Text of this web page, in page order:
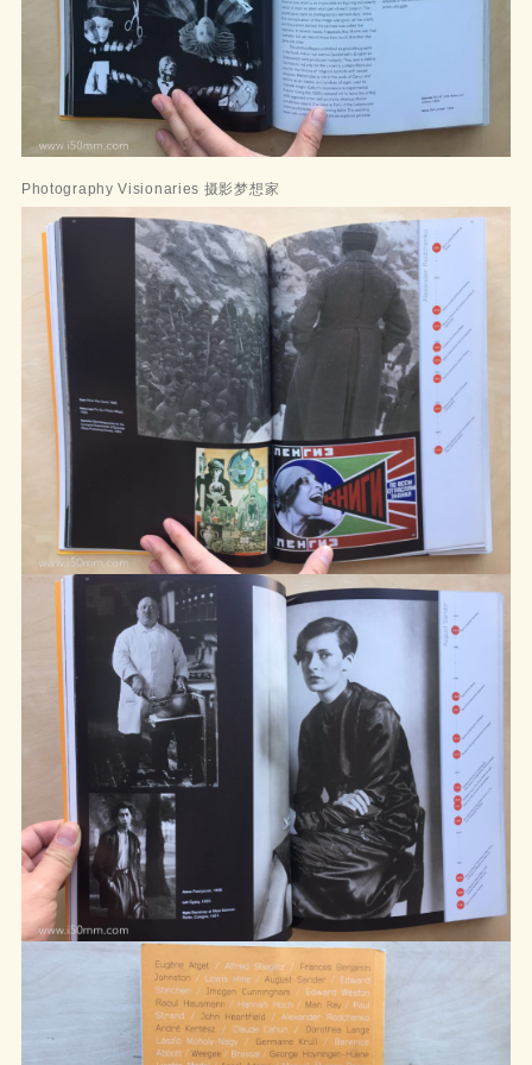
Photography Visionaries 摄影梦想家